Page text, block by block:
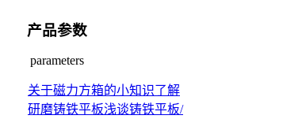
产品参数
parameters
关于磁力方箱的小知识了解
研磨铸铁平板浅谈铸铁平板/